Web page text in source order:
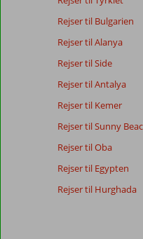
25
anmeldelser
godt
gæsters
anmeldelser
9,0
Rejser til Bulgarien
Rejser til Alanya
Rejser til Side
Rejser til Antalya
Rejser til Kemer
Rejser til Sunny
Rejser til Oba
Rejser til Egypten
Rejser til Hurghada